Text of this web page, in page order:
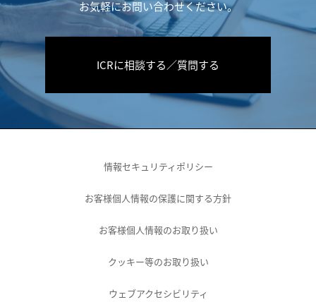
お気軽にお問い合わせください。
ICRに相談する／質問する
情報セキュリティポリシー
お客様個人情報の保護に関する方針
お客様個人情報のお取り扱い
クッキー等のお取り扱い
ウェブアクセシビリティ